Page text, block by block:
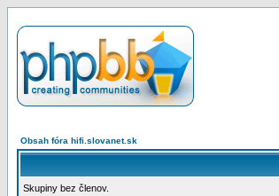
Obsah fóra hifi.slovanet.sk
Skupiny bez členov.